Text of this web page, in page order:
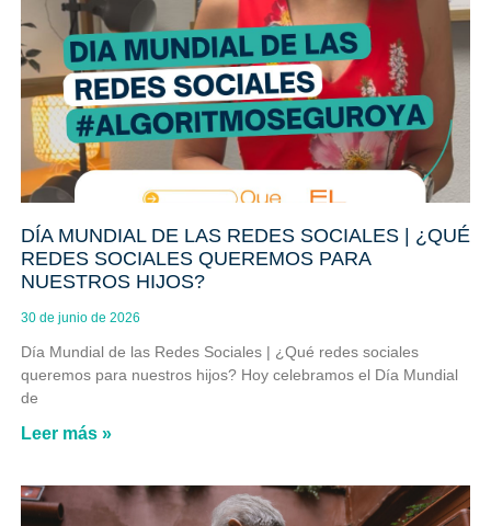
DÍA MUNDIAL DE LAS REDES SOCIALES | ¿QUÉ
REDES SOCIALES QUEREMOS PARA
NUESTROS HIJOS?
30 de junio de 2026
Día Mundial de las Redes Sociales | ¿Qué redes sociales
queremos para nuestros hijos? Hoy celebramos el Día Mundial
de
Leer más »